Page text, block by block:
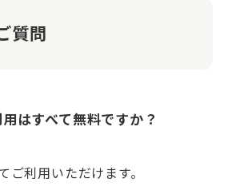
質問
はすべて無料ですか？
ご利用いただけます。